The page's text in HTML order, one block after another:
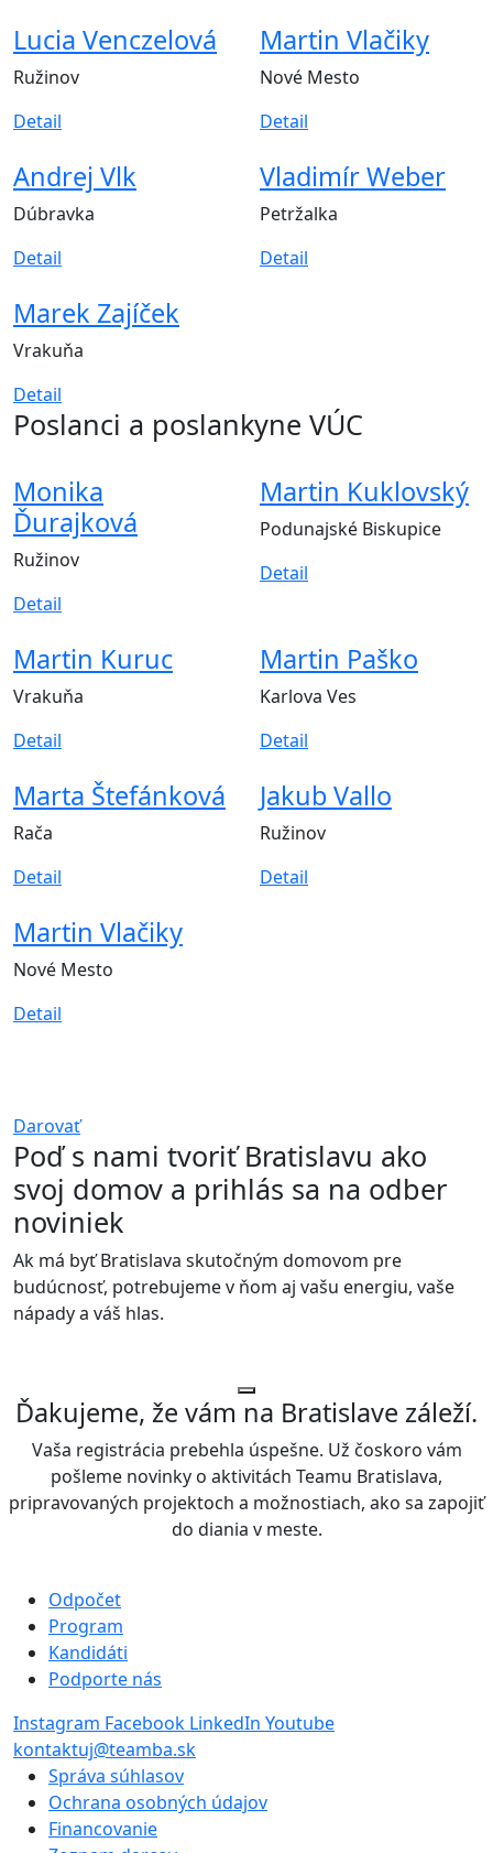
Lucia Venczelová
Ružinov
Detail
Martin Vlačiky
Nové Mesto
Detail
Andrej Vlk
Dúbravka
Detail
Vladimír Weber
Petržalka
Detail
Marek Zajíček
Vrakuňa
Detail
Poslanci a poslankyne VÚC
Monika
Ďurajková
Ružinov
Detail
Martin Kuklovský
Podunajské Biskupice
Detail
Martin Kuruc
Vrakuňa
Detail
Martin Paško
Karlova Ves
Detail
Marta Štefánková
Rača
Detail
Jakub Vallo
Ružinov
Detail
Martin Vlačiky
Nové Mesto
Detail
Darovať
Poď s nami tvoriť Bratislavu ako
svoj domov a prihlás sa na odber
noviniek
Ak má byť Bratislava skutočným domovom pre
budúcnosť, potrebujeme v ňom aj vašu energiu, vaše
nápady a váš hlas.
Ďakujeme, že vám na Bratislave záleží.
Vaša registrácia prebehla úspešne. Už čoskoro vám
pošleme novinky o aktivitách Teamu Bratislava,
pripravovaných projektoch a možnostiach, ako sa zapojiť
do diania v meste.
Odpočet
Program
Kandidáti
Podporte nás
Instagram Facebook LinkedIn Youtube
kontaktuj@teamba.sk
Správa súhlasov
Ochrana osobných údajov
Financovanie